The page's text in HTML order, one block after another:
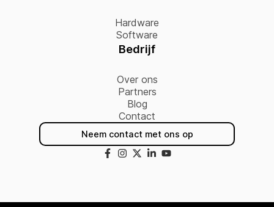
Hardware
Software
Bedrijf
Over ons
Partners
Blog
Contact
Neem contact met ons op